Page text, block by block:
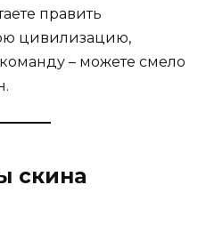
править
цивилизацию,
– можете смело
скина